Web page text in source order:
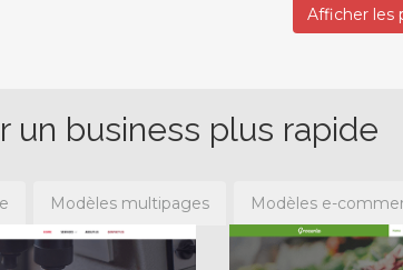
Afficher les
un business plus rapide
Modèles multipages Modèles e-